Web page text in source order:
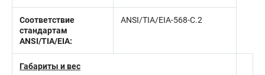
Соответствие
стандартам
ANSI/TIA/EIA:
ANSI/TIA/EIA-568-С.2
Габариты и вес